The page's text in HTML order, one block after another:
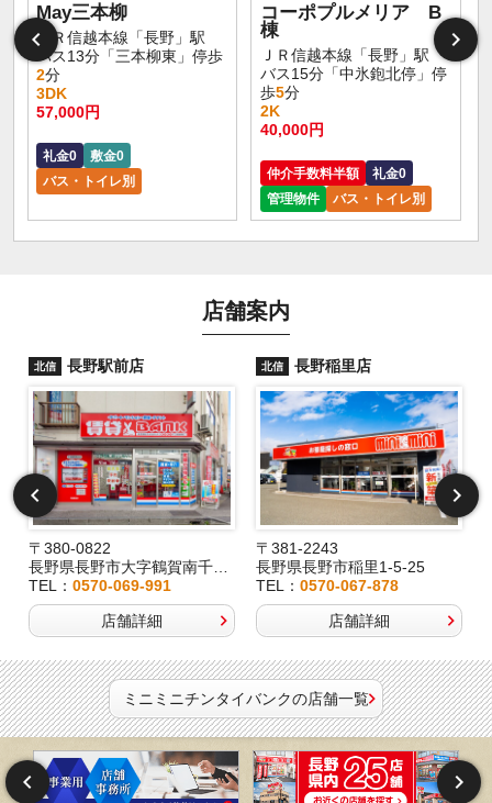
May三本柳
ＪＲ信越本線「長野」駅
バス13分「三本柳東」停歩
2分
3DK
57,000円
礼金0
敷金0
バス・トイレ別
コーポプルメリア B
棟
ＪＲ信越本線「長野」駅
バス15分「中氷鉋北停」停
歩5分
2K
40,000円
仲介手数料半額
礼金0
管理物件
バス・トイレ別
店舗案内
北信 長野駅前店
〒380-0822
長野県長野市大字鶴賀南千歳町826
TEL： 0570-069-991
店舗詳細
北信 長野稲里店
〒381-2243
長野県長野市稲里1-5-25
TEL：0570-067-878
店舗詳細
ミニミニチンタイバンクの店舗一覧